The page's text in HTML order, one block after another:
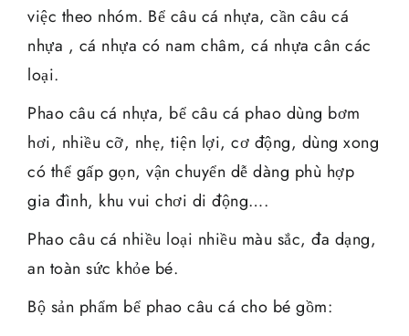
việc theo nhóm. Bể câu cá nhựa, cần câu cá
nhựa , cá nhựa có nam châm, cá nhựa cân các
loại.
Phao câu cá nhựa, bể câu cá phao dùng bơm
hơi, nhiều cỡ, nhẹ, tiện lợi, cơ động, dùng xong
có thể gấp gọn, vận chuyển dễ dàng phù hợp
gia đình, khu vui chơi di động….
Phao câu cá nhiều loại nhiều màu sắc, đa dạng,
an toàn sức khỏe bé.
Bộ sản phẩm bể phao câu cá cho bé gồm: